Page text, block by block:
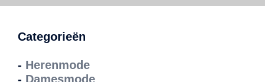
Categorieën
- Herenmode
- Damesmode